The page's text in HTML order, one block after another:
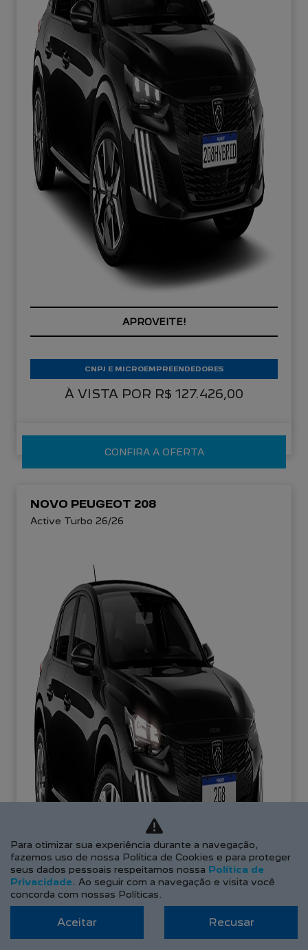
PREÇOS REDUZIDOS
À VISTA POR R$ 127.426,00
CNPJ E MICROEMPREENDEDORES
CONFIRA A OFERTA
NOVO PEUGEOT 208
Active Turbo 26/26
Para otimizar sua experiência durante a navegação,
fazemos uso de nossa Política de Cookies e para proteger
seus dados pessoais respeitamos nossa Política de
Privacidade . Ao seguir com a navegação e visita você
concorda com nossas Políticas.
Aceitar Recusar